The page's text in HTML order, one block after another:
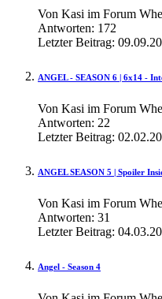
Von Kasi im Forum
Antworten: 172
Letzter Beitrag:
ANGEL - SEASON 6 | 6x14 -
Von Kasi im Forum
Antworten: 22
Letzter Beitrag:
ANGEL SEASON 5 | Spoiler
Von Kasi im Forum
Antworten: 31
Letzter Beitrag:
Angel - Season 4